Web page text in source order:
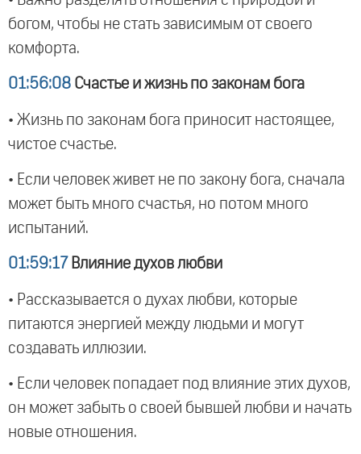
богом, чтобы не стать зависимым от своего
комфорта.
01:56:08 Счастье и жизнь по законам бога
• Жизнь по законам бога приносит настоящее,
чистое счастье.
• Если человек живет не по закону бога, сначала
может быть много счастья, но потом много
испытаний.
01:59:17 Влияние духов любви
• Рассказывается о духах любви, которые
питаются энергией между людьми и могут
создавать иллюзии.
• Если человек попадает под влияние этих духов,
он может забыть о своей бывшей любви и начать
новые отношения.